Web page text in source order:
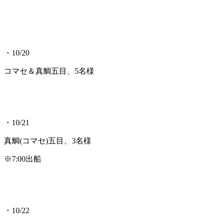
・10/20
コマセ＆真鯛五目、5名様
・10/21
真鯛(コマセ)五目、3名様
※7:00出船
・10/22